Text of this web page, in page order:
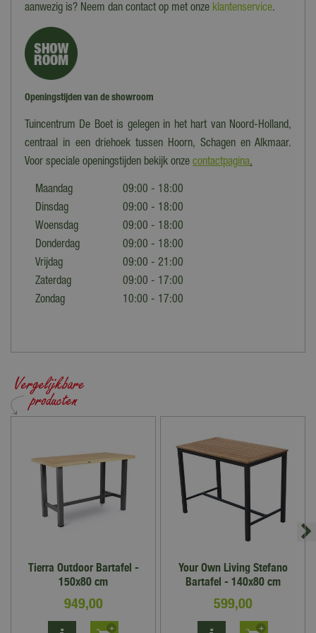
aanwezig is? Neem dan contact op met onze klantenservice.
Openingstijden van de showroom
Tuincentrum De Boet is gelegen in het hart van Noord-Holland,
centraal in een driehoek tussen Hoorn, Schagen en Alkmaar.
Voor speciale openingstijden bekijk onze contactpagina.
Maandag
09:00 - 18:00
Dinsdag
09:00 - 18:00
Woensdag
09:00 - 18:00
Donderdag
09:00 - 18:00
Vrijdag
09:00 - 21:00
Zaterdag
09:00 - 17:00
Zondag
10:00 - 17:00
Tierra Outdoor Bartafel -
150x80 cm
949,00
Your Own Living Stefano
Bartafel - 140x80 cm
599,00